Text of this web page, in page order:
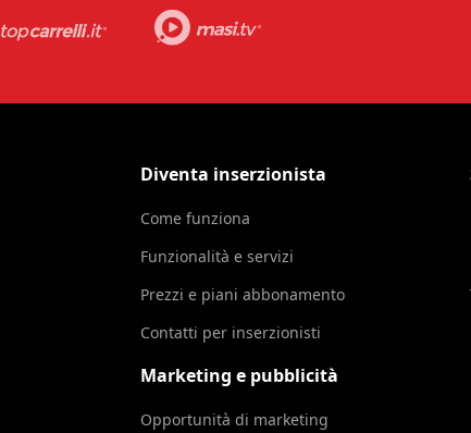
Diventa inserzionista
Come funziona
Funzionalità e servizi
Prezzi e piani abbonamento
Contatti per inserzionisti
Marketing e pubblicità
Opportunità di marketing